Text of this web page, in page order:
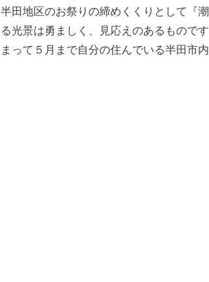
半田地区のお祭りの締めくくりとして『
る光景は勇ましく、見応えのあるもので
まって５月まで自分の住んでいる半田市